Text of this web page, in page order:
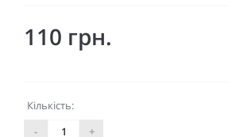
110 грн.
Кількість:
-
+